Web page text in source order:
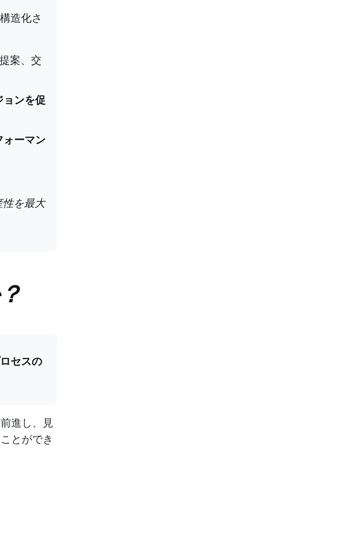
造化さ
案、交
ョンを促
ォーマン
を最大
セスの
進し、見
とができ